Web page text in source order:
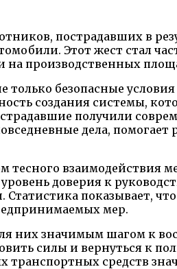
пострадавших в
Этот жест стал
на производственных
безопасные
создания системы,
получили
дела,
тесного взаимодействия
доверия к
показывает,
мер.
них значимым шагом к
силы и вернуться к
транспортных средств